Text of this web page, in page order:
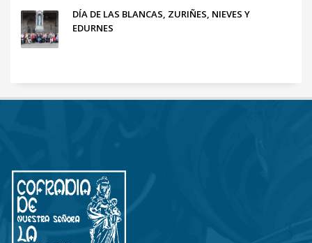
DÍA DE LAS BLANCAS, ZURIÑES, NIEVES Y
EDURNES